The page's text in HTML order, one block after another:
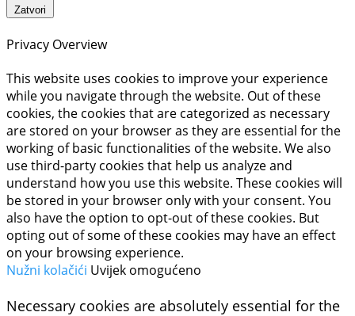
Zatvori
Privacy Overview
This website uses cookies to improve your experience
while you navigate through the website. Out of these
cookies, the cookies that are categorized as necessary
are stored on your browser as they are essential for the
working of basic functionalities of the website. We also
use third-party cookies that help us analyze and
understand how you use this website. These cookies will
be stored in your browser only with your consent. You
also have the option to opt-out of these cookies. But
opting out of some of these cookies may have an effect
on your browsing experience.
Nužni kolačići Uvijek omogućeno
Necessary cookies are absolutely essential for the